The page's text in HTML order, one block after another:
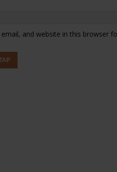
email, and website in this browser